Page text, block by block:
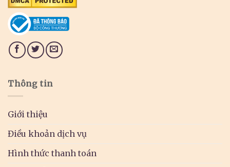
Thông tin
Giới thiệu
Điều khoản dịch vụ
Hình thức thanh toán